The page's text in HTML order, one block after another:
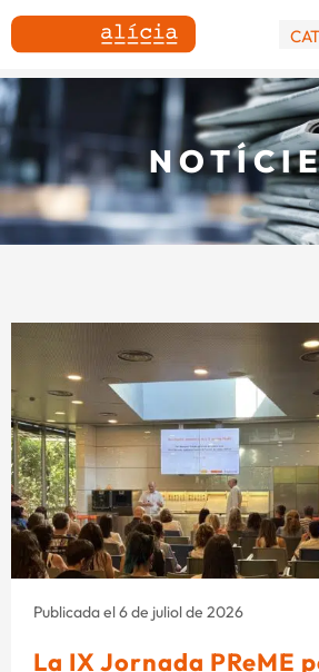
CAT
Publicada el 6 de juliol de 2026
La IX Jornada PReME